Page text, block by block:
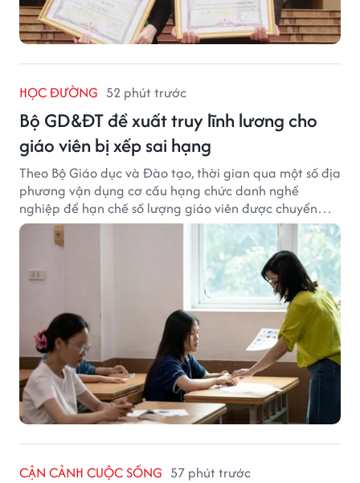
HỌC ĐƯỜNG 52 phút trước
Bộ GD&ĐT đề xuất truy lĩnh lương cho
giáo viên bị xếp sai hạng
Theo Bộ Giáo dục và Đào tạo, thời gian qua một số địa
phương vận dụng cơ cấu hạng chức danh nghề
nghiệp để hạn chế số lượng giáo viên được chuyển
xếp từ hạng cũ sang hạng tương ứng theo quy định
mới, gây những bất cập.
CẬN CẢNH CUỘC SỐNG 57 phút trước